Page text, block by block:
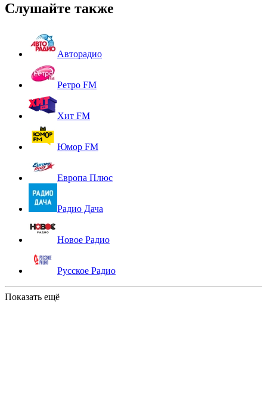
Слушайте также
Авторадио
Ретро FM
Хит FM
Юмор FM
Европа Плюс
Радио Дача
Новое Радио
Русское Радио
Показать ещё